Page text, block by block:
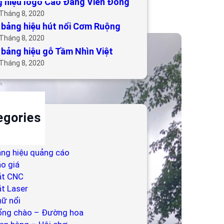
8, 2020
hiệu hút nổi Cơm Ruộng
8, 2020
hiệu gỗ Tầm Nhìn Việt
8, 2020
hiệu quảng cáo
giá
CNC
Laser
nổi
chào – Đường hoa